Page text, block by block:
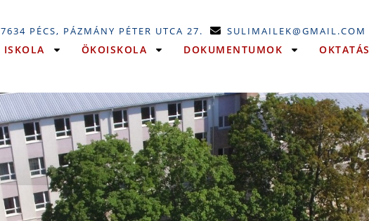
7634 PÉCS, PÁZMÁNY PÉTER UTCA 27. SULIMAILEK@GMAIL.COM
ISKOLA ÖKOISKOLA DOKUMENTUMOK OKTATÁS